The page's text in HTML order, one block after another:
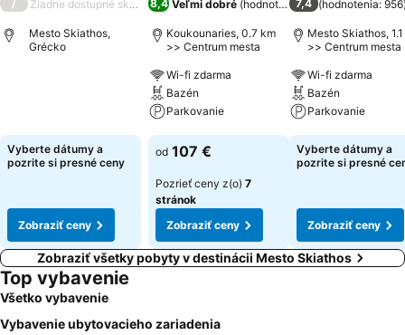
/ Žiadne dostupné skóre
Mesto Skiathos,
Grécko
Vyberte dátumy a
pozrite si presné ceny
Zobraziť ceny
8,4 Veľmi dobré (hodnotenia: 4 506)
Koukounaries, 0.7 km
>> Centrum mesta
Wi-fi zdarma
Bazén
Parkovanie
Zobraziť ceny
od 107 €
Pozrieť ceny z(o) 7
stránok
Zobraziť ceny
7,4 (hodnotenia: 956
Mesto Skiathos,
>> Centrum mesta
Wi-fi zdarma
Bazén
Parkovanie
Zobraziť ceny
Vyberte dátumy a
pozrite si presné
Zobraziť ceny
Zobraziť všetky pobyty v destinácii Mesto Skiathos
Top vybavenie
Všetko vybavenie
Vybavenie ubytovacieho zariadenia